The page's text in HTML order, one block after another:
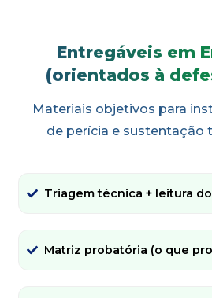
Entregáveis em
(orientados à
Materiais objetivos para
de perícia e sustentação
Triagem técnica + leitura
Matriz probatória (o que